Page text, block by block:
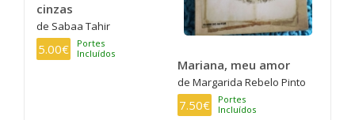
cinzas
de Sabaa Tahir
5.00€
Portes
Incluídos
Mariana, meu amor
de Margarida Rebelo Pinto
7.50€
Portes
Incluídos